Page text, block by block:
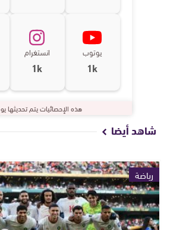
يوتوب
1k
انستغرام
1k
هذه الإحصائيات يتم تحديثها
شاهد أيضا
رياضة